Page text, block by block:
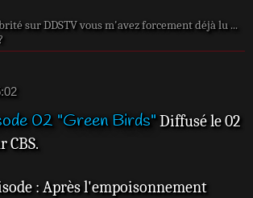
sur DDSTV vous m'avez forcement déjà lu ...
02 "Green Birds" Diffusé le 02
CBS.
: Après l'empoisonnement